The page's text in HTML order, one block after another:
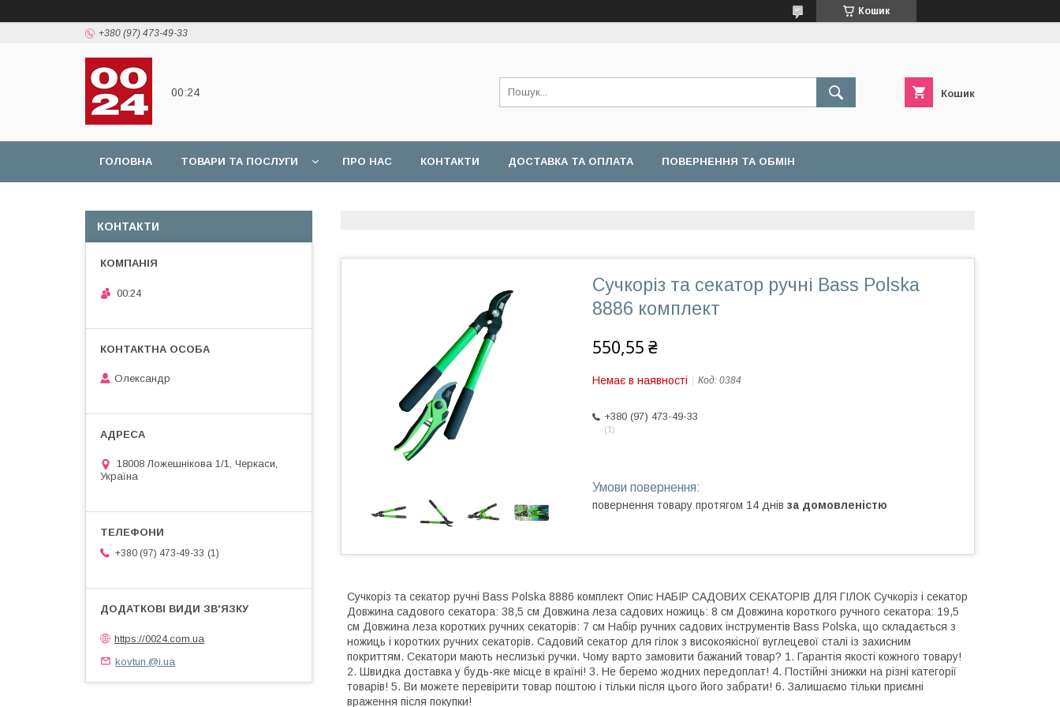
Кошик
+380 (97) 473-49-33
00:24 Кошик
ГОЛОВНА ТОВАРИ ТА ПОСЛУГИ ПРО НАС КОНТАКТИ ДОСТАВКА ТА ОПЛАТА ПОВЕРНЕННЯ ТА ОБМІН
Сучкоріз та секатор ручні Bass Polska
8886 комплект
550,55 ₴
Немає в наявності Код: 0384
+380 (97) 473-49-33
1
повернення товару протягом 14 днів за домовленістю
Сучкоріз та секатор ручні Bass Polska 8886 комплект Опис НАБІР САДОВИХ СЕКАТОРІВ ДЛЯ ГІЛОК Сучкоріз і секатор
Довжина садового секатора: 38,5 см Довжина леза садових ножиць: 8 см Довжина короткого ручного секатора: 19,5
см Довжина леза коротких ручних секаторів: 7 см Набір ручних садових інструментів Bass Polska, що складається з
ножиць і коротких ручних секаторів. Садовий секатор для гілок з високоякісної вуглецевої сталі із захисним
покриттям. Секатори мають неслизькі ручки. Чому варто замовити бажаний товар? 1. Гарантія якості кожного товару!
2. Швидка доставка у будь-яке місце в країні! 3. Не беремо жодних передоплат! 4. Постійні знижки на різні категорії
товарів! 5. Ви можете перевірити товар поштою і тільки після цього його забрати! 6. Залишаємо тільки приємні
враження після покупки!
КОНТАКТИ
00:24
Олександр
18008 Ложешнікова 1/1, Черкаси,
Україна
+380 (97) 473-49-33 1
https://0024.com.ua
kovtun.@i.ua